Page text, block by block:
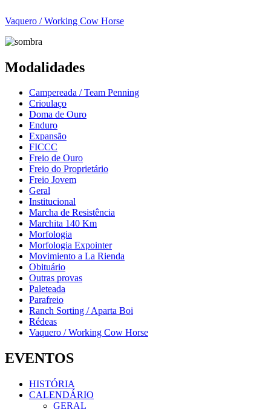
Vaquero / Working Cow Horse
Modalidades
Campereada / Team Penning
Crioulaço
Doma de Ouro
Enduro
Expansão
FICCC
Freio de Ouro
Freio do Proprietário
Freio Jovem
Geral
Institucional
Marcha de Resistência
Marchita 140 Km
Morfologia
Morfologia Expointer
Movimiento a La Rienda
Obituário
Outras provas
Paleteada
Parafreio
Ranch Sorting / Aparta Boi
Rédeas
Vaquero / Working Cow Horse
EVENTOS
HISTÓRIA
CALENDÁRIO
GERAL